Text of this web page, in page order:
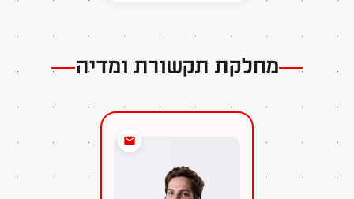
מחלקת תקשורת ומדיה